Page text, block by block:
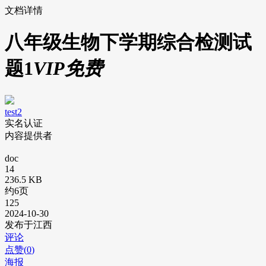
文档详情
八年级生物下学期综合检测试
题1VIP免费
test2
实名认证
内容提供者
doc
14
236.5 KB
约6页
125
2024-10-30
发布于江西
评论
点赞(0)
海报